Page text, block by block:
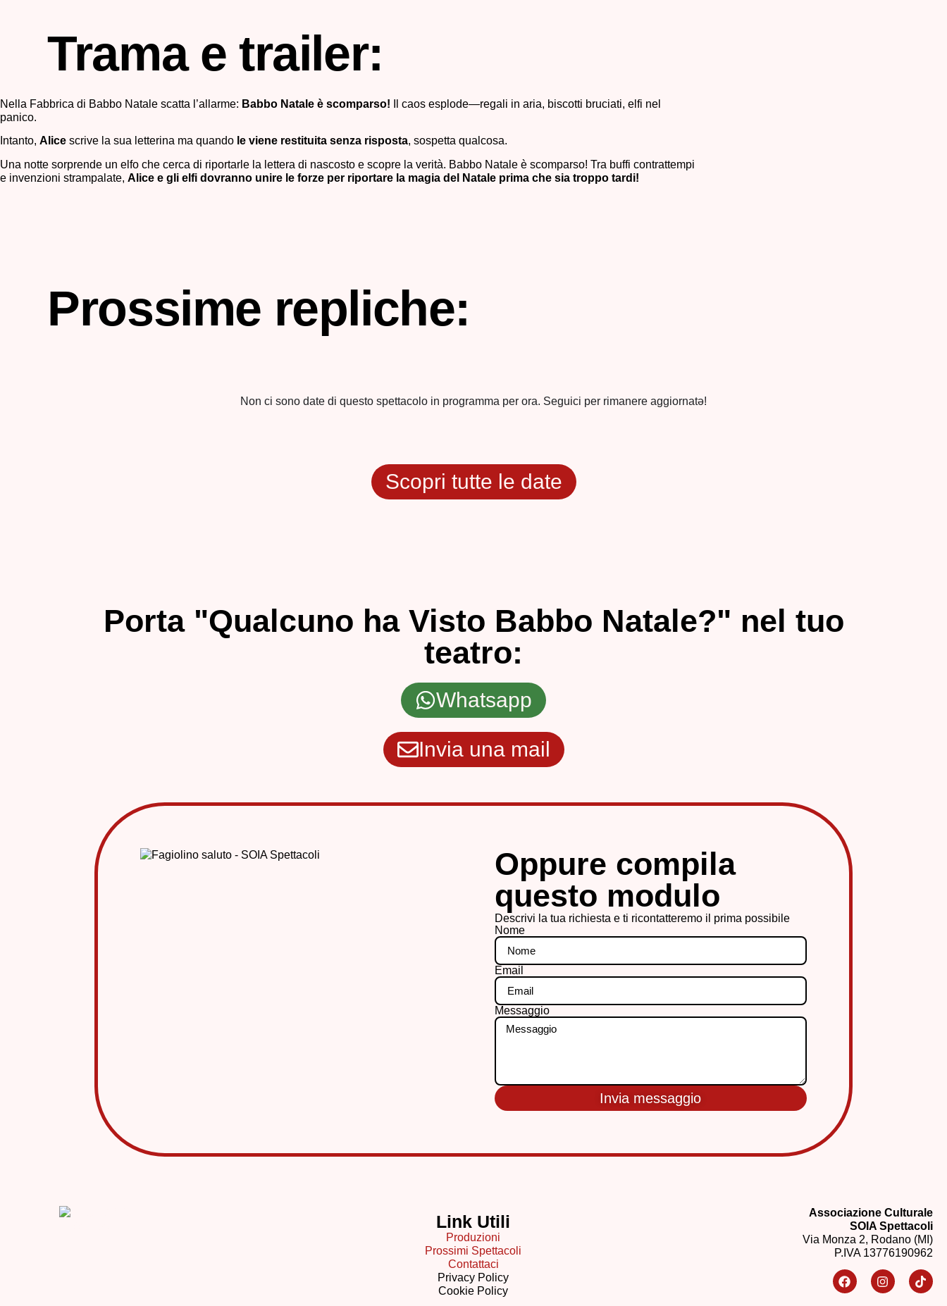
Trama e trailer:
Nella Fabbrica di Babbo Natale scatta l’allarme: Babbo Natale è scomparso! Il caos esplode—regali in aria, biscotti bruciati, elfi nel
panico.
Intanto, Alice scrive la sua letterina ma quando le viene restituita senza risposta, sospetta qualcosa.
Una notte sorprende un elfo che cerca di riportarle la lettera di nascosto e scopre la verità. Babbo Natale è scomparso! Tra buffi contrattempi
e invenzioni strampalate, Alice e gli elfi dovranno unire le forze per riportare la magia del Natale prima che sia troppo tardi!
Prossime repliche:
Non ci sono date di questo spettacolo in programma per ora. Seguici per rimanere aggiornatə!
Scopri tutte le date
Porta "Qualcuno ha Visto Babbo Natale?" nel tuo
teatro:
Whatsapp
Invia una mail
Oppure compila
questo modulo
Descrivi la tua richiesta e ti ricontatteremo il prima possibile
Nome
Email
Messaggio
Invia messaggio
Link Utili
Produzioni
Prossimi Spettacoli
Contattaci
Privacy Policy
Cookie Policy
Associazione Culturale
SOIA Spettacoli
Via Monza 2, Rodano (MI)
P.IVA 13776190962